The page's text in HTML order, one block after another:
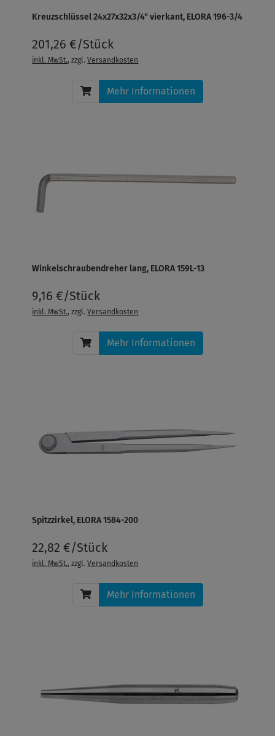
Kreuzschlüssel 24x27x32x3/4" vierkant, ELORA 196-3/4
201,26 €/Stück
inkl. MwSt., zzgl.Versandkosten
Mehr Informationen
Winkelschraubendreher lang, ELORA 159L-13
9,16 €/Stück
inkl. MwSt., zzgl.Versandkosten
Mehr Informationen
Spitzzirkel, ELORA 1584-200
22,82 €/Stück
inkl. MwSt., zzgl.Versandkosten
Mehr Informationen